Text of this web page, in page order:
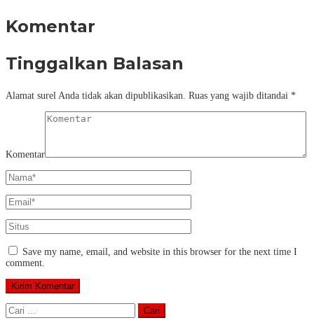
Komentar
Tinggalkan Balasan
Alamat surel Anda tidak akan dipublikasikan. Ruas yang wajib ditandai *
Komentar
Save my name, email, and website in this browser for the next time I
comment.
Cari
untuk: